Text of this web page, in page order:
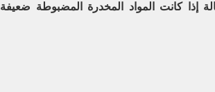
، فى حالة إذا كانت المواد المخدرة المضبوطة ضعيفة